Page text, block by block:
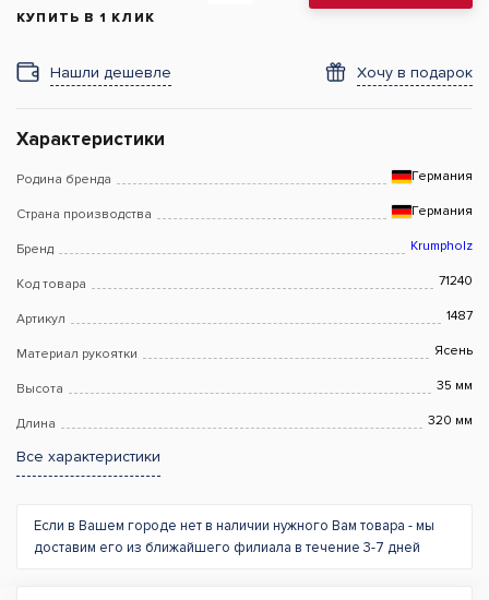
КУПИТЬ В 1 КЛИК
Нашли дешевле Хочу в подарок
Характеристики
Родина бренда Германия
Страна производства Германия
Бренд Krumpholz
Код товара 71240
Артикул 1487
Материал рукоятки Ясень
Высота 35 мм
Длина 320 мм
Все характеристики
Если в Вашем городе нет в наличии нужного Вам товара - мы
доставим его из ближайшего филиала в течение 3-7 дней